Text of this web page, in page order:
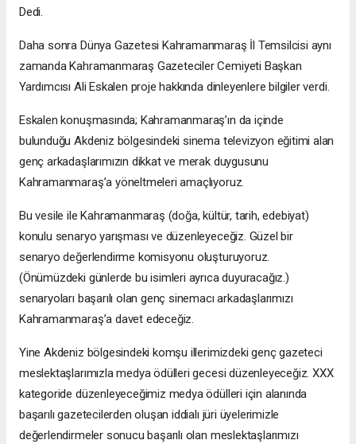
Dedi.
Daha sonra Dünya Gazetesi Kahramanmaraş İl Temsilcisi aynı
zamanda Kahramanmaraş Gazeteciler Cemiyeti Başkan
Yardımcısı Ali Eskalen proje hakkında dinleyenlere bilgiler verdi.
Eskalen konuşmasında; Kahramanmaraş’ın da içinde
bulunduğu Akdeniz bölgesindeki sinema televizyon eğitimi alan
genç arkadaşlarımızın dikkat ve merak duygusunu
Kahramanmaraş’a yöneltmeleri amaçlıyoruz.
Bu vesile ile Kahramanmaraş (doğa, kültür, tarih, edebiyat)
konulu senaryo yarışması ve düzenleyeceğiz. Güzel bir
senaryo değerlendirme komisyonu oluşturuyoruz.
(Önümüzdeki günlerde bu isimleri ayrıca duyuracağız.)
senaryoları başarılı olan genç sinemacı arkadaşlarımızı
Kahramanmaraş’a davet edeceğiz.
Yine Akdeniz bölgesindeki komşu illerimizdeki genç gazeteci
meslektaşlarımızla medya ödülleri gecesi düzenleyeceğiz. XXX
kategoride düzenleyeceğimiz medya ödülleri için alanında
başarılı gazetecilerden oluşan iddialı jüri üyelerimizle
değerlendirmeler sonucu başarılı olan meslektaşlarımızı